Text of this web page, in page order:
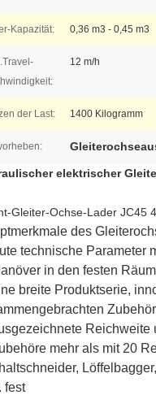
Kapazität: 0,36 m3 - 0,45 m3
12 m/h
der Last: 1400 Kilogramm
elektrischer
Gleiter-Ochse-Lader JC45
des
technische Parameter
in den festen
breite Produktserie,
Reichweite
mehr als mit 20
fest